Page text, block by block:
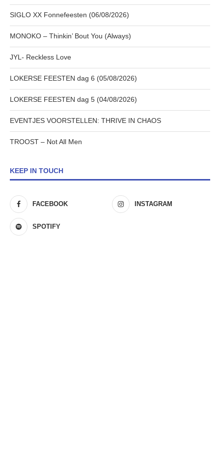
SIGLO XX Fonnefeesten (06/08/2026)
MONOKO – Thinkin’ Bout You (Always)
JYL- Reckless Love
LOKERSE FEESTEN dag 6 (05/08/2026)
LOKERSE FEESTEN dag 5 (04/08/2026)
EVENTJES VOORSTELLEN: THRIVE IN CHAOS
TROOST – Not All Men
KEEP IN TOUCH
FACEBOOK INSTAGRAM
SPOTIFY